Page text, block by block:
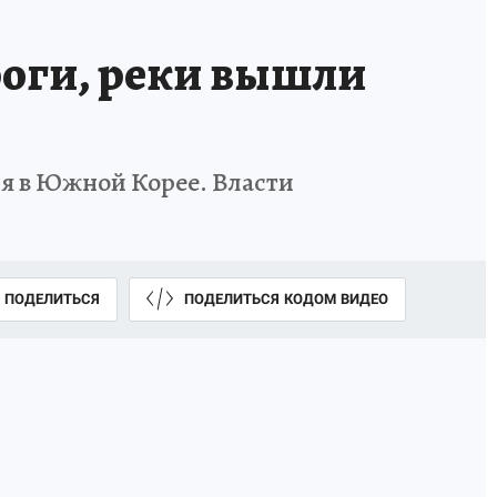
реки вышли
в Южной Корее. Власти
ПОДЕЛИТЬСЯ ПОДЕЛИТЬСЯ КОДОМ ВИДЕО